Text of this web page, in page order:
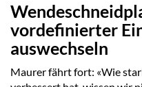
vordefinierter
auswechseln
Maurer fährt fort: «Wie